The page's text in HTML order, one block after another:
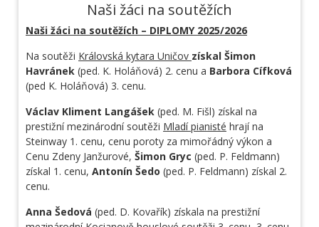
Naši žáci na soutěžích
Naši žáci na soutěžích – DIPLOMY 2025/2026
Na soutěži Královská kytara Uničov získal Šimon
Havránek (ped. K. Holáňová) 2. cenu a Barbora Cífková
(ped K. Holáňová) 3. cenu.
Václav Kliment Langášek (ped. M. Fišl) získal na
prestižní mezinárodní soutěži Mladí pianisté hrají na
Steinway 1. cenu, cenu poroty za mimořádný výkon a
Cenu Zdeny Janžurové, Šimon Gryc (ped. P. Feldmann)
získal 1. cenu, Antonín Šedo (ped. P. Feldmann) získal 2.
cenu.
Anna Šedová (ped. D. Kovařík) získala na prestižní